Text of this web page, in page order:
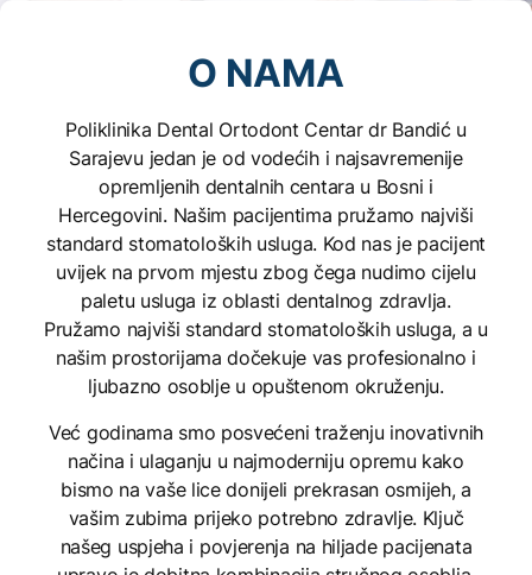
O NAMA
Poliklinika Dental Ortodont Centar dr Bandić u
Sarajevu jedan je od vodećih i najsavremenije
opremljenih dentalnih centara u Bosni i
Hercegovini. Našim pacijentima pružamo najviši
standard stomatoloških usluga. Kod nas je pacijent
uvijek na prvom mjestu zbog čega nudimo cijelu
paletu usluga iz oblasti dentalnog zdravlja.
Pružamo najviši standard stomatoloških usluga, a u
našim prostorijama dočekuje vas profesionalno i
ljubazno osoblje u opuštenom okruženju.
Već godinama smo posvećeni traženju inovativnih
načina i ulaganju u najmoderniju opremu kako
bismo na vaše lice donijeli prekrasan osmijeh, a
vašim zubima prijeko potrebno zdravlje. Ključ
našeg uspjeha i povjerenja na hiljade pacijenata